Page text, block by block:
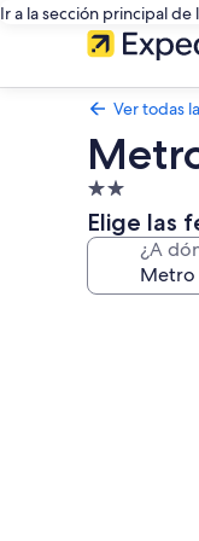
Ir a la sección principal de
Ver todas
Propiedad
de
2.0
estrellas
Elige las
¿A